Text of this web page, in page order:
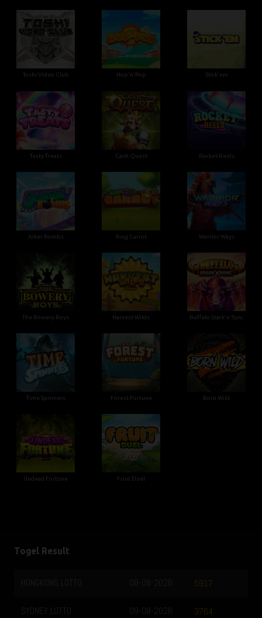
Toshi Video Club Hop'n'Pop Stick'em
Tasty Treats Cash Quest Rocket Reels
Joker Bombs King Carrot Warrior Ways
The Bowery Boys Harvest Wilds Buffalo Stack'n'Sync
Time Spinners Forest Fortune Born Wild
Undead Fortune Fruit Duel
Togel Result
5917
SYDNEY LOTTO 3764
09-08-2026